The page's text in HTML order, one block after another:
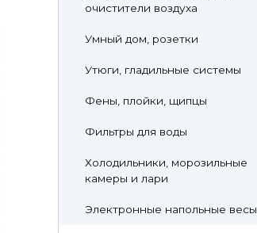
очистители воздуха
Умный дом, розетки
Утюги, гладильные системы
Фены, плойки, щипцы
Фильтры для воды
Холодильники, морозильные
камеры и лари
Электронные напольные весы